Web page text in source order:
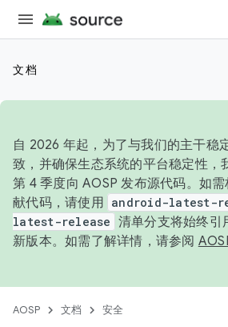
文档
自 2026 年起，为了与我们的主干稳
致，并确保生态系统的平台稳定性，
第 4 季度向 AOSP 发布源代码。如
献代码，请使用 android-latest-
latest-release 清单分支将始终引
新版本。如需了解详情，请参阅
AOSP 文档 安全